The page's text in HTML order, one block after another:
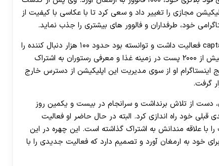
مجازی را تغییر داد و سعی کرد تا با عکاسی با کیفیت از
خود، طرفداران و فالوور های بیشتری را جذب نماید.
وی تا مرداد ماه سال ۱۴۰۰ در پیجی با آیدی captan_erfan فعالیت داشت و توانسته بود حدود ۱۰۰ هزار دنبال کننده را
برای خود به ارمغان آورد. در پیج این چهره، همچنین بیش از ۲۰۰۰ پست در زمینه غذا و معرفی رستوران به اشتراک
اینستاگرام او از سوی مدیریت این اپلیکیشن از دسترس خارج
گرفت.
دست از تلاش برنداشت و سرانجام در بیست و یکمین روز
با آیدی قبلی خود راه اندازی کرد. البته در حال حاضر او فعالیت
پیج اینستاگرام خود ندارد و تنها ۴ پست را با علاقه مندانش به اشتراک گذاشته است. این چهره در این
حدود ۲ هزار نفر فالوور برای خود به ارمغان آورد و تصمیم دارد که فعالیت جدیدی را با